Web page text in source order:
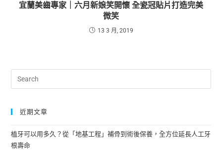
宜蘭美齒專家｜六月新娘笑開懷 全瓷冠貼片打造完美
微笑
13 3 月, 2019
近期文章
植牙可以用多久？從「地基工程」補骨到術後保養，全方位延長人工牙
根壽命